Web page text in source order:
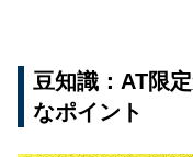
豆知識：AT限
なポイント